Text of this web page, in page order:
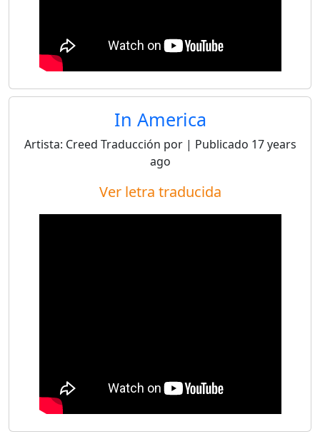
In America
Artista: Creed Traducción por | Publicado 17 years
ago
Ver letra traducida